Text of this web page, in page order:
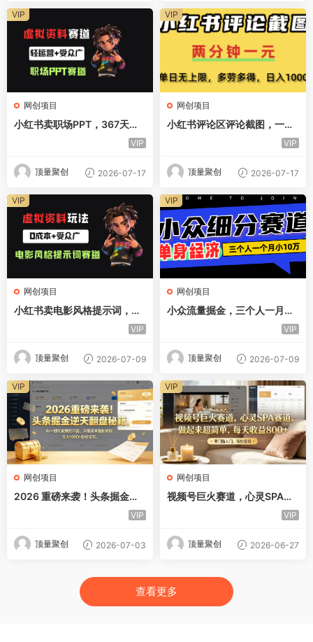
网创项目
小红书卖职场PPT，367天卖
了6位数，从0-1全流程讲解VIP
顶量聚创 2026-07-17
VIP
网创项目
小红书评论区评论截图，一分
钟2条，日入几千，多劳多得!
VIP
顶量聚创 2026-07-17
VIP
网创项目
小红书卖电影风格提示词，客
单价29，50多天卖了790单，
VIP
顶量聚创 2026-07-09
VIP
网创项目
小众流量掘金，三个人一月小1
VIP
顶量聚创 2026-07-09
VIP
网创项目
2026 重磅来袭！头条掘金逆
天翻盘秘籍，AI 一键打造爆款
内容，只需简单复制粘贴，日
入 1000 + 轻松实现！
VIP
顶量聚创 2026-07-03
VIP
网创项目
视频号巨火赛道，心灵SPA赛
道，做起来超简单，每天收益
VIP
顶量聚创 2026-06-27
VIP
查看更多